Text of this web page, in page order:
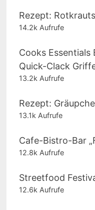
Rezept:
14.2k Aufrufe
Cooks
Quick-Clack
13.2k Aufrufe
Rezept:
13.1k Aufrufe
Cafe-Bistro-Bar
12.8k Aufrufe
Streetfood
12.6k Aufrufe